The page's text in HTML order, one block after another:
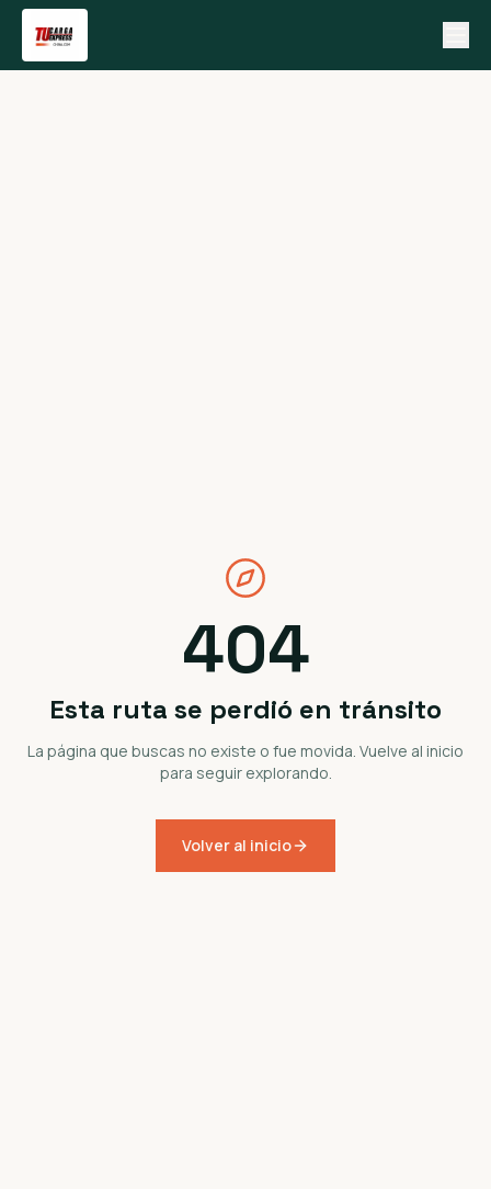
404
Esta ruta se perdió en tránsito
La página que buscas no existe o fue movida. Vuelve al inicio
para seguir explorando.
Volver al inicio